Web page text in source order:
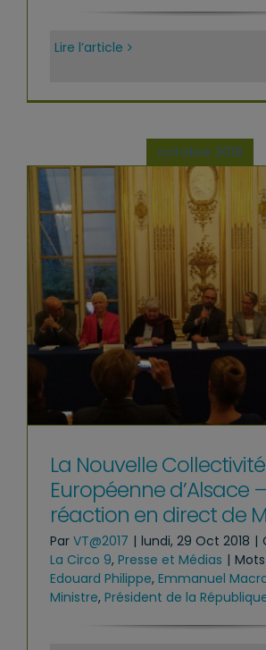
Lire l’article
octobre 2018
La Nouvelle Collectivité
Européenne d’Alsace –
réaction en direct de
Par VT@2017 | lundi, 29 Oct 2018 |
La Circo 9, Presse et Médias |
Edouard Philippe, Emmanuel
Ministre, Président de la